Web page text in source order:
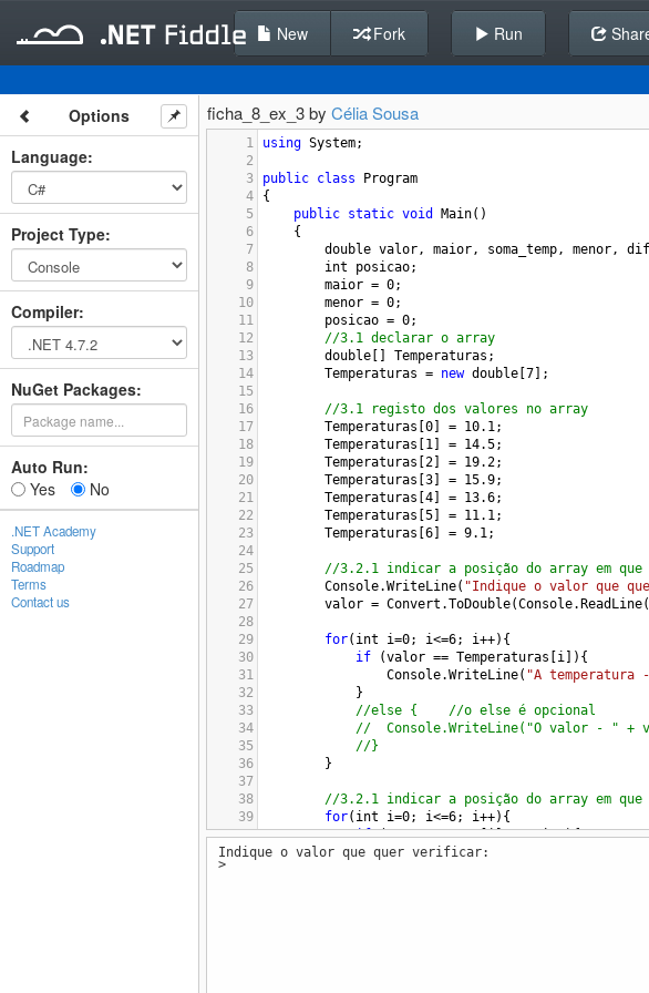
New Fork Run
Options
Language:
Project Type:
Compiler:
NuGet Packages:
Auto Run:
Yes
No
.NET Academy
Support
Roadmap
Terms
Contact us
ficha_8_ex_3 by Célia Sousa
1 using System;
2
3
public class
Program
4
{
5
public static void Main()
6
{
7
double valor, maior, soma_temp, menor,
8
int posicao;
9
maior = 0;
10
menor = 0;
11
posicao = 0;
12
//3.1 declarar o array
13
double Temperaturas ;
14
Temperaturas = new double 7 ];
15
16
//3.1 registo dos valores no array
17
Temperaturas 0 = 10.1;
18
Temperaturas 1 = 14.5;
19
Temperaturas 2 = 19.2;
20
Temperaturas 3 = 15.9;
21
Temperaturas 4 = 13.6;
22
Temperaturas 5 = 11.1;
23
Temperaturas 6 = 9.1;
24
25
//3.2.1 indicar a posição do array em
26
Console.WriteLine( "Indique o valor que
27
valor = Convert .ToDouble(Console. ReadLine
28
29
for( int i=0; i<=6; i++){
30
if (valor == Temperaturas i ]){
31
Console.WriteLine( "A temperatura
32
}
33
//else {
//o else é opcional
34
//
Console.WriteLine("O valor - "
35
//}
36
}
37
38
//3.2.1 indicar a posição do array em que
39
for( int i=0; i<=6; i++){
40
if (Temperaturas[i] > maior){
41
maior = Temperaturas
Indique o valor que quer verificar:
>